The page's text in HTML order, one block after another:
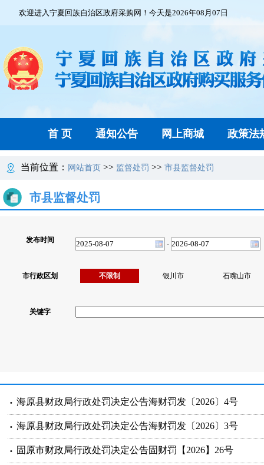
欢迎进入宁夏回族自治区政府采购网！今天是2026年08月07日
首 页 通知公告 网上商城 政策法
当前位置： 网站首页 >> 监督处罚 >> 市县监督处罚
市县监督处罚
发布时间 -
市行政区划 不限制 银川市 石嘴山市
关键字
海原县财政局行政处罚决定公告海财罚发〔2026〕4号
海原县财政局行政处罚决定公告海财罚发〔2026〕3号
固原市财政局行政处罚决定公告固财罚【2026】26号